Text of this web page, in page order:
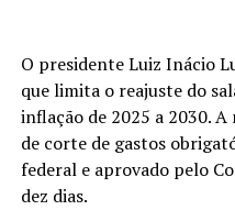
O presidente Luiz Inácio
que limita o reajuste do
inflação de 2025 a 2030.
de corte de gastos
federal e aprovado pelo
dez dias.